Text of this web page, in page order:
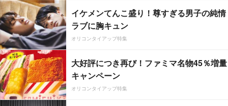
イケメンてんこ盛り！尊すぎる男子の純情
ラブに胸キュン
オリコンタイアップ特集
大好評につき再び！ファミマ名物45％増量
キャンペーン
オリコンタイアップ特集